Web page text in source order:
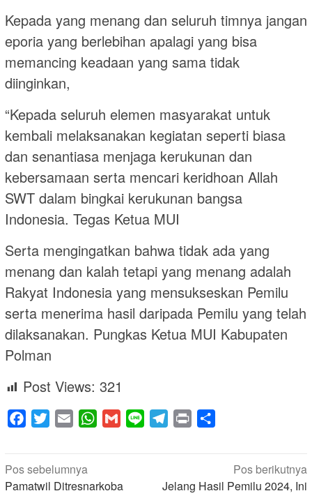
Kepada yang menang dan seluruh timnya jangan
eporia yang berlebihan apalagi yang bisa
memancing keadaan yang sama tidak
diinginkan,
“Kepada seluruh elemen masyarakat untuk
kembali melaksanakan kegiatan seperti biasa
dan senantiasa menjaga kerukunan dan
kebersamaan serta mencari keridhoan Allah
SWT dalam bingkai kerukunan bangsa
Indonesia. Tegas Ketua MUI
Serta mengingatkan bahwa tidak ada yang
menang dan kalah tetapi yang menang adalah
Rakyat Indonesia yang mensukseskan Pemilu
serta menerima hasil daripada Pemilu yang telah
dilaksanakan. Pungkas Ketua MUI Kabupaten
Polman
Post Views: 321
Facebook
Twitter Email WhatsApp
Gmail Line Telegram
Print
Navigasi
pos
Pos sebelumnya
Pamatwil Ditresnarkoba
Pos berikutnya
Jelang Hasil Pemilu 2024, Ini